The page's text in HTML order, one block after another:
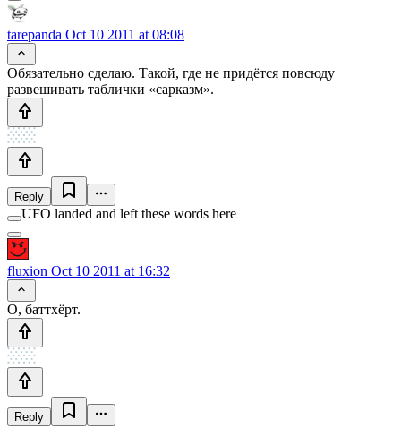
tarepanda Oct 10 2011 at 08:08
Обязательно сделаю. Такой, где не придётся повсюду
развешивать таблички «сарказм».
Reply
UFO landed and left these words here
fluxion Oct 10 2011 at 16:32
О, баттхёрт.
Reply